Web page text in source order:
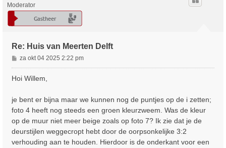
Moderator
Re: Huis van Meerten Delft
B
e
r
h
t
za okt 04 2025 2:22 pm
Hoi Willem,
je bent er bijna maar we kunnen nog de puntjes op de i zetten;
foto 4 heeft nog steeds een groen kleurzweem. Was de kleur
op de muur niet meer beige zoals op foto 7? Ik zie dat je de
deurstijlen weggecropt hebt door de oorpsonkelijke 3:2
verhouding aan te houden. Hierdoor is de onderkant voor een